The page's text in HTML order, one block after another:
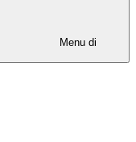
Menu di